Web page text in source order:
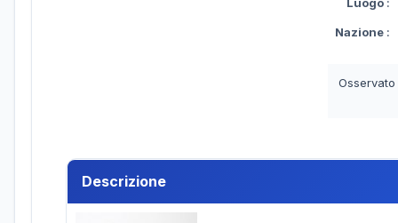
Nazione :
Descrizione